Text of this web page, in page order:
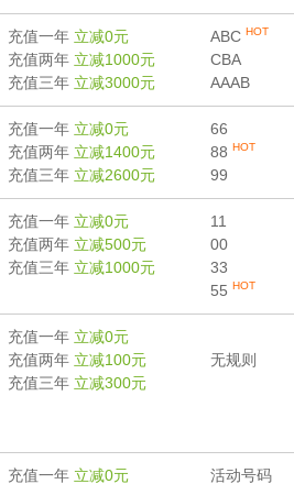
充值一年 立减0元
充值两年 立减1000元
充值三年 立减3000元
ABC HOT
CBA
AAAB
充值一年 立减0元
充值两年 立减1400元
充值三年 立减2600元
66
88 HOT
99
充值一年 立减0元
充值两年 立减500元
充值三年 立减1000元
11
00
33
55 HOT
充值一年 立减0元
充值两年 立减100元
充值三年 立减300元
无规则
充值一年 立减0元 活动号码